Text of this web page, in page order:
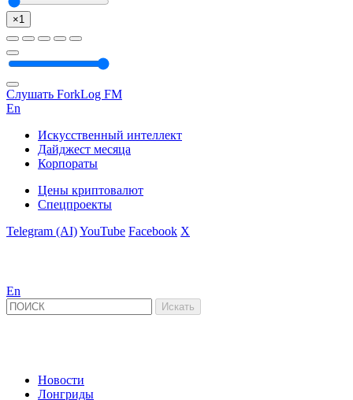
×1
Слушать ForkLog FM
En
Искусственный интеллект
Дайджест месяца
Корпораты
Цены криптовалют
Спецпроекты
Telegram (AI)YouTube Facebook X
En
Новости
Лонгриды